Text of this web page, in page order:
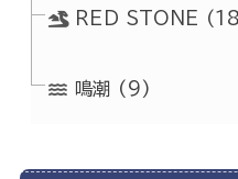
RED STONE
鳴潮 (9)